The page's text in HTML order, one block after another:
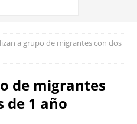
a grupo de migrantes con dos
de migrantes
de 1 año